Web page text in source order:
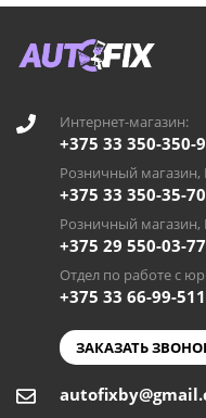
Интернет-магазин:
+375 33 350-350-9
Розничный
+375 33 350-35-70
Розничный магазин,
+375 29 550-03-77
Отдел по работе с
+375 33 66-99-511
ЗАКАЗАТЬ